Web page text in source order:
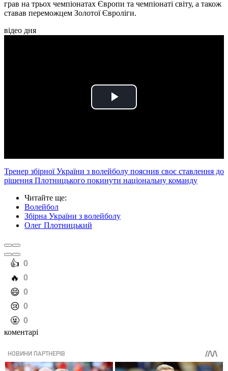
грав на трьох чемпіонатах Європи та чемпіонаті світу, а також
ставав переможцем Золотої Євроліги.
відео дня
Play
Тренер збірної України з волейболу пояснив своє ставлення до
рішення Плотницького покинути національну команду
Читайте ще:
Волейбол
Збірна України з волейболу
Олег Плотницький
️👍 0
️🔥 0
️😄 0
️😢 0
️🤬 0
коментарі